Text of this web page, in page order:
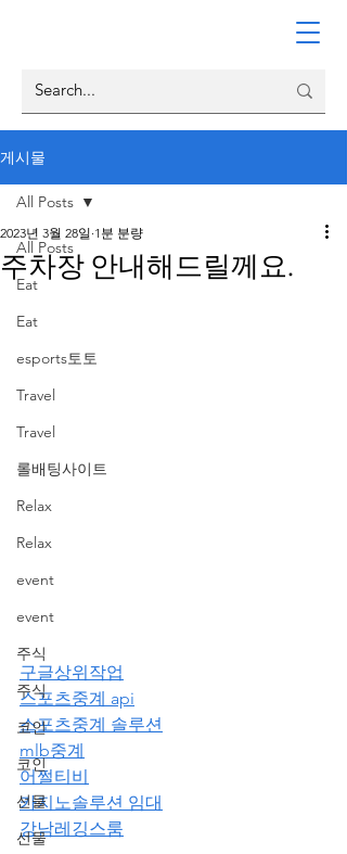
게시물
All Posts
Eat
Eat
esports토토
Travel
Travel
롤배팅사이트
Relax
Relax
event
event
주식
주식
코인
코인
선물
선물
All Posts
주차장 안내해드릴께요.
2023년 3월 28일 1분 분량
구글상위작업
스포츠중계 api
스포츠중계 솔루션
mlb중계
어쩔티비
카지노솔루션 임대
강남레깅스룸